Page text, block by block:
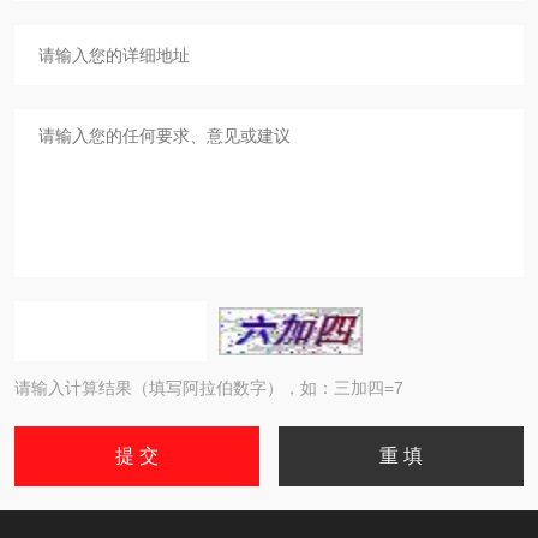
请输入计算结果（填写阿拉伯数字），如：三加四=7